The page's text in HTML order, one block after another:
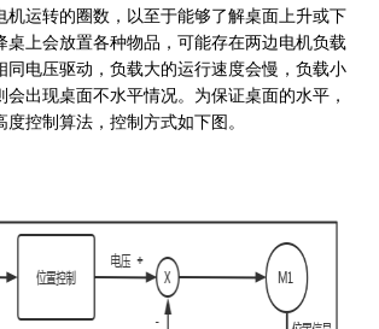
机运转的圈数，以至于能够了解桌面上升或下
桌上会放置各种物品，可能存在两边电机负载
同电压驱动，负载大的运行速度会慢，负载小
会出现桌面不水平情况。为保证桌面的水平，
控制算法，控制方式如下图。